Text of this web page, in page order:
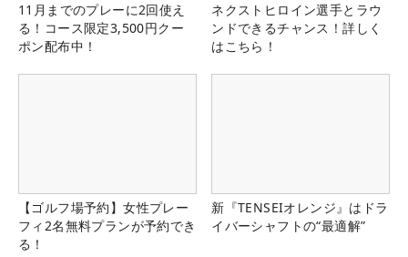
11月までのプレーに2回使え
る！コース限定3,500円クー
ポン配布中！
ネクストヒロイン選手とラウ
ンドできるチャンス！詳しく
はこちら！
【ゴルフ場予約】女性プレー
フィ2名無料プランが予約でき
る！
新『TENSEIオレンジ』はドラ
イバーシャフトの“最適解”